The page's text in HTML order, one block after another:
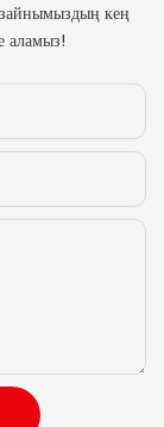
кең
аламыз!